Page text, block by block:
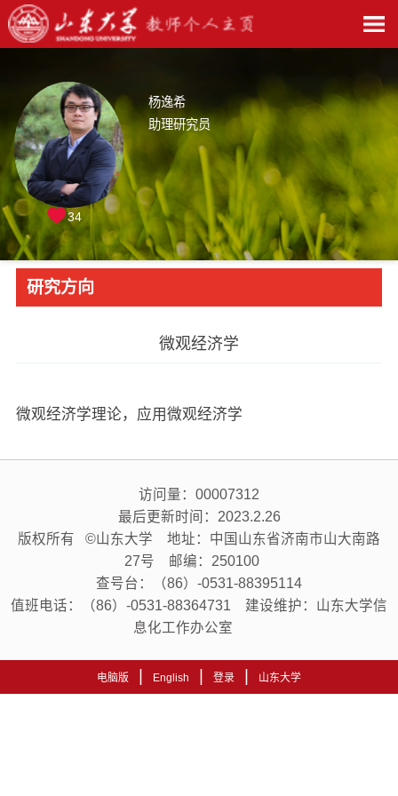
杨逸希
助理研究员
34
研究方向
​微观经济学
微观经济学理论，应用微观经济学
访问量： 00007312
最后更新时间： 2023.2.26
版权所有 ©山东大学 地址：中国山东省济南市山大南路
27号 邮编：250100
查号台：（86）-0531-88395114
值班电话：（86）-0531-88364731 建设维护：山东大学信
息化工作办公室
电脑版 English 登录 山东大学